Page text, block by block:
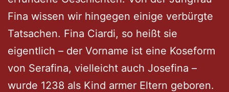
Fina wissen wir hingegen einige verbürgte
Tatsachen. Fina Ciardi, so heißt sie
eigentlich – der Vorname ist eine Koseform
von Serafina, vielleicht auch Josefina –
wurde 1238 als Kind armer Eltern geboren.